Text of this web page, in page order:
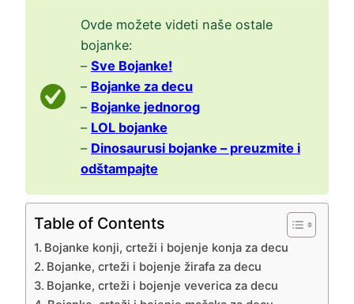
Ovde možete videti naše ostale
bojanke:
– Sve Bojanke!
– Bojanke za decu
– Bojanke jednorog
– LOL bojanke
– Dinosaurusi bojanke – preuzmite i
odštampajte
Table of Contents
Bojanke konji, crteži i bojenje konja za decu
Bojanke, crteži i bojenje žirafa za decu
Bojanke, crteži i bojenje veverica za decu